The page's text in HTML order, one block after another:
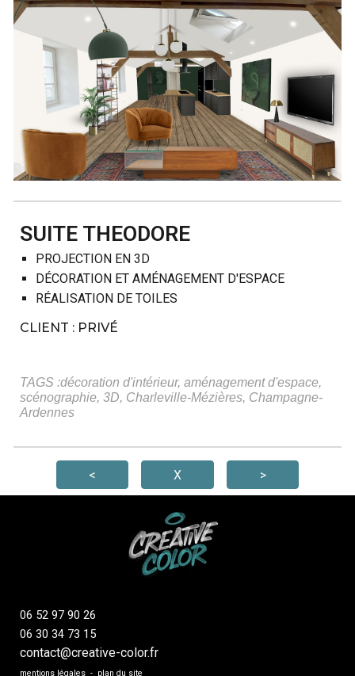
SUITE THEODORE
PROJECTION EN 3D
DÉCORATION ET AMÉNAGEMENT D'ESPACE
RÉALISATION DE TOILES
CLIENT : PRIVÉ
TAGS :décoration d'intérieur, aménagement d'espace,
scénographie, 3D, Charleville-Mézières, Champagne-
Ardennes
< X >
06 52 97 90 26
06 30 34 73 15
contact@creative-color.fr
mentions légales - plan du site